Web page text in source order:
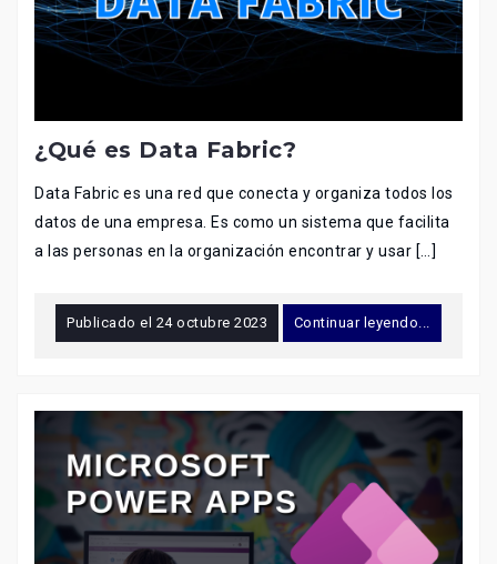
¿Qué es Data Fabric?
Data Fabric es una red que conecta y organiza todos los
datos de una empresa. Es como un sistema que facilita
a las personas en la organización encontrar y usar […]
Publicado el 24 octubre 2023 Continuar leyendo...